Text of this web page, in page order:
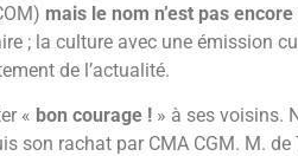
mais le nom n’est pas
; la culture avec une émission
de l’actualité.
« bon courage ! » à ses voisins.
son rachat par CMA CGM. M. de